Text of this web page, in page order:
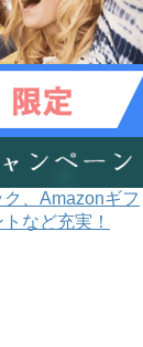
、Amazonギフ
など充実！